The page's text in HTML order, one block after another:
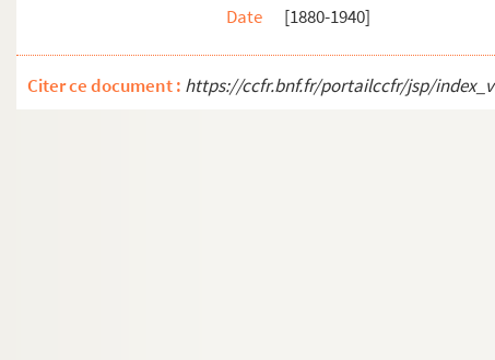
l'antiquité et au Moyen Age
siècle
bluïo
Date
[1880-1940]
Citer ce document : https://ccfr.bnf.fr/portailccfr/jsp/